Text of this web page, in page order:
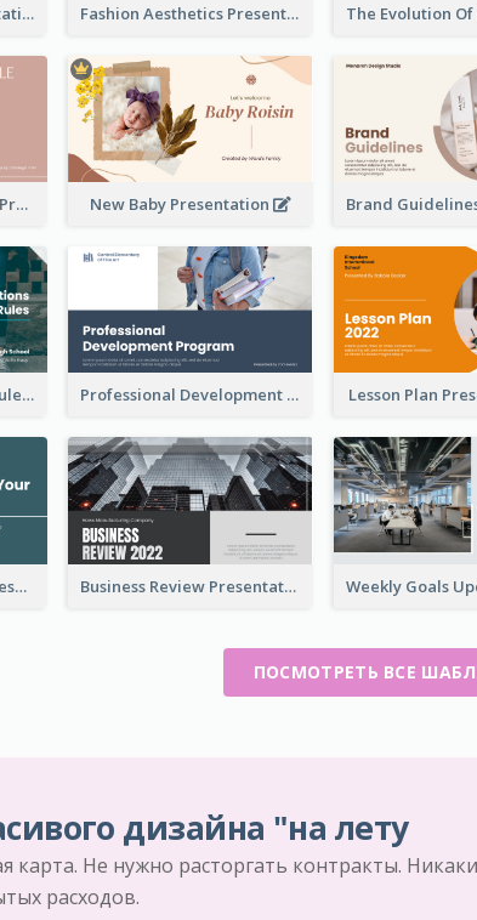
Visual Art Study Presentation Fashion Aesthetics Presentation
Find Your Fashion Style Presentation New Baby Presentation
Class Regulations and Rules Presentation Professional Development Program Presentation Lesson Plan
Decorate Your Home Presentation Business Review Presentations
ПОСМОТРЕТЬ ВСЕ
дизайна "на лету
карта. Не нужно расторгать контракты.
расходов.